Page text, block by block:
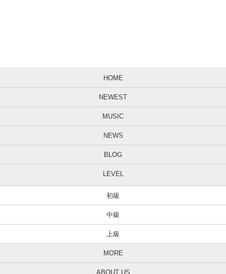
HOME
NEWEST
MUSIC
NEWS
BLOG
LEVEL
初級
中級
上級
MORE
ABOUT US